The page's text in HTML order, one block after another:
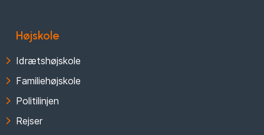
Højskole
Idrætshøjskole
Familiehøjskole
Politilinjen
Rejser